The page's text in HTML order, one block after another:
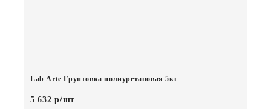
Lab Arte Грунтовка полиуретановая 5кг
5 632 р/шт